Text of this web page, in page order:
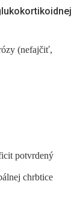
(nefajčiť,
potvrdený
chrbtice